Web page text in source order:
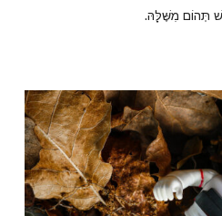
תְּהוֹם מִשֶּׁלָּהּ.